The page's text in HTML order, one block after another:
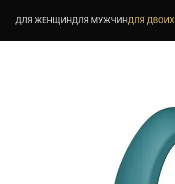
ДЛЯ ЖЕНЩИНДЛЯ МУЖЧИНДЛЯ ДВОИХ